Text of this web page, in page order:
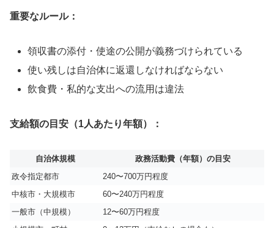
重要なルール：
領収書の添付・使途の公開が義務づけられている
使い残しは自治体に返還しなければならない
飲食費・私的な支出への流用は違法
支給額の目安（1人あたり年額）：
自治体規模
政務活動費（年額）の目安
政令指定都市
240〜700万円程度
中核市・大規模市
60〜240万円程度
一般市（中規模）
12〜60万円程度